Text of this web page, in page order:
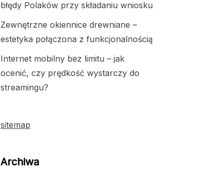
błędy Polaków przy składaniu wniosku
Zewnętrzne okiennice drewniane –
estetyka połączona z funkcjonalnością
Internet mobilny bez limitu – jak
ocenić, czy prędkość wystarczy do
streamingu?
sitemap
Archiwa